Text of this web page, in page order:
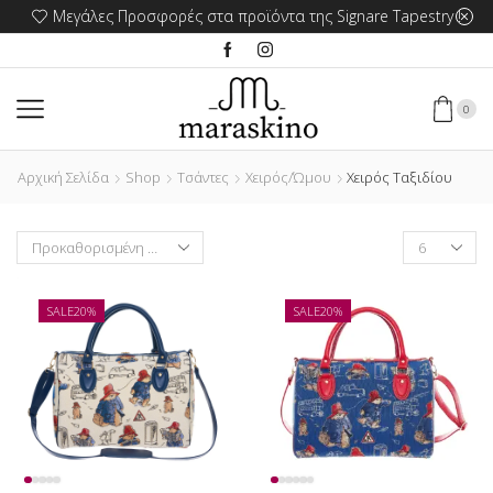
Μεγάλες Προσφορές στα προϊόντα της Signare Tapestry !
0
Αρχική Σελίδα Shop Τσάντες Χειρός/Ώμου Χειρός Ταξιδίου
Products
per
SALE20% SALE20%